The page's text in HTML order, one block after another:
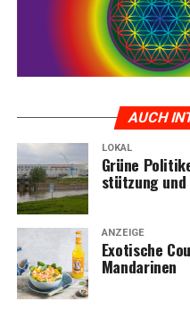
AUCH
LOKAL
Grü­ne
stüt­zung
ANZEIGE
Exo­ti­sche
Mandarinen